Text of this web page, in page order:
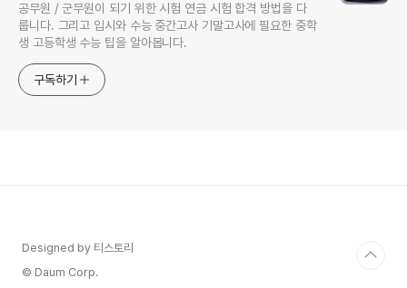
공무원 / 군무원이 되기 위한 시험 연금 시험 합격 방법을 다
룹니다. 그리고 입시와 수능 중간고사 기말고사에 필요한 중학
생 고등학생 수능 팁을 알아봅니다.
구독하기
Designed by 티스토리
© Daum Corp.